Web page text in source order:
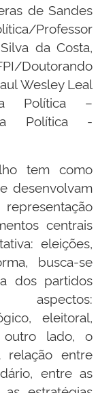
de Sandes
Professor
da Costa,
Doutorando
Wesley Leal
Política –
Política -
tem como
desenvolvam
centrais
eleições,
busca-se
dos partidos
aspectos:
eleitoral,
outro lado, o
relação entre
entre as